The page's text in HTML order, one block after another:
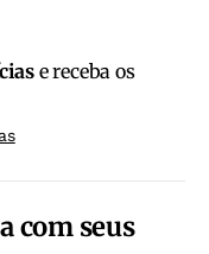
e receba os
com seus